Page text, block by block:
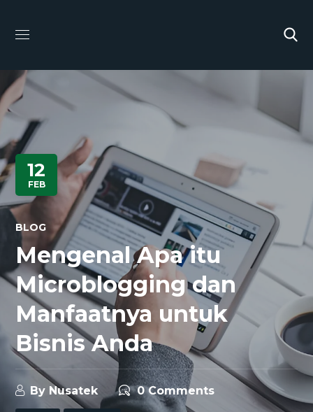
12
FEB
BLOG
Mengenal Apa itu
Microblogging dan
Manfaatnya untuk
Bisnis Anda
By Nusatek 0 Comments